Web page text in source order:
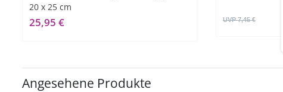
20 x 25 cm
25,95 € UVP 7,45 €
Angesehene Produkte